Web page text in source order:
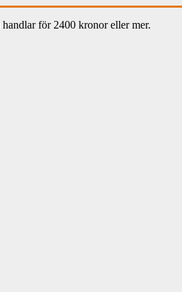
för 2400 kronor eller mer.